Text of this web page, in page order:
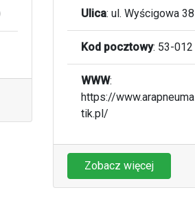
Ulica: ul. Wyścigowa 38
Kod pocztowy: 53-012
WWW:
https://www.arapneuma
tik.pl/
Zobacz więcej